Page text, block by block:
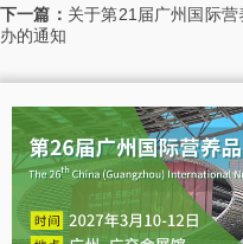
下一篇： 关于第21届广州国际
办的通知